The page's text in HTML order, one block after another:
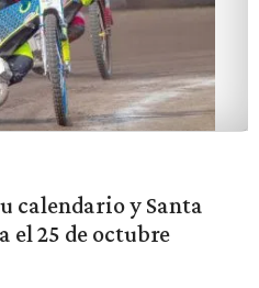
calendario y Santa
el 25 de octubre